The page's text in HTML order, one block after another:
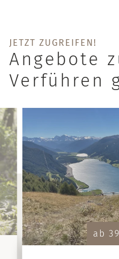
JETZT ZUGREIFEN!
Angebote
Verführen
ab